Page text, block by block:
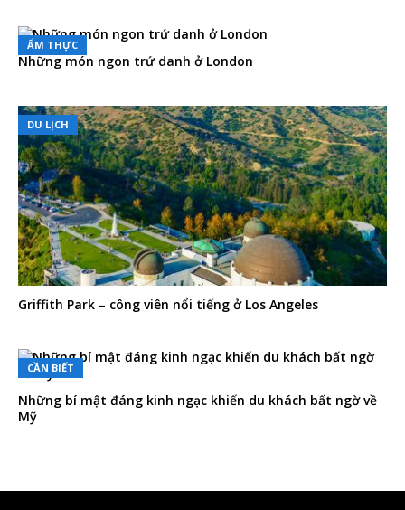
ẨM THỰC
Những món ngon trứ danh ở London
DU LỊCH
Griffith Park – công viên nổi tiếng ở Los Angeles
CẦN BIẾT
Những bí mật đáng kinh ngạc khiến du khách bất ngờ về
Mỹ